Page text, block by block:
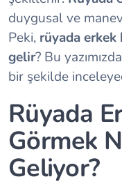
duygusal ve
Peki, rüyada erkek
gelir? Bu
bir şekilde
Rüyada
Görmek
Geliyor?